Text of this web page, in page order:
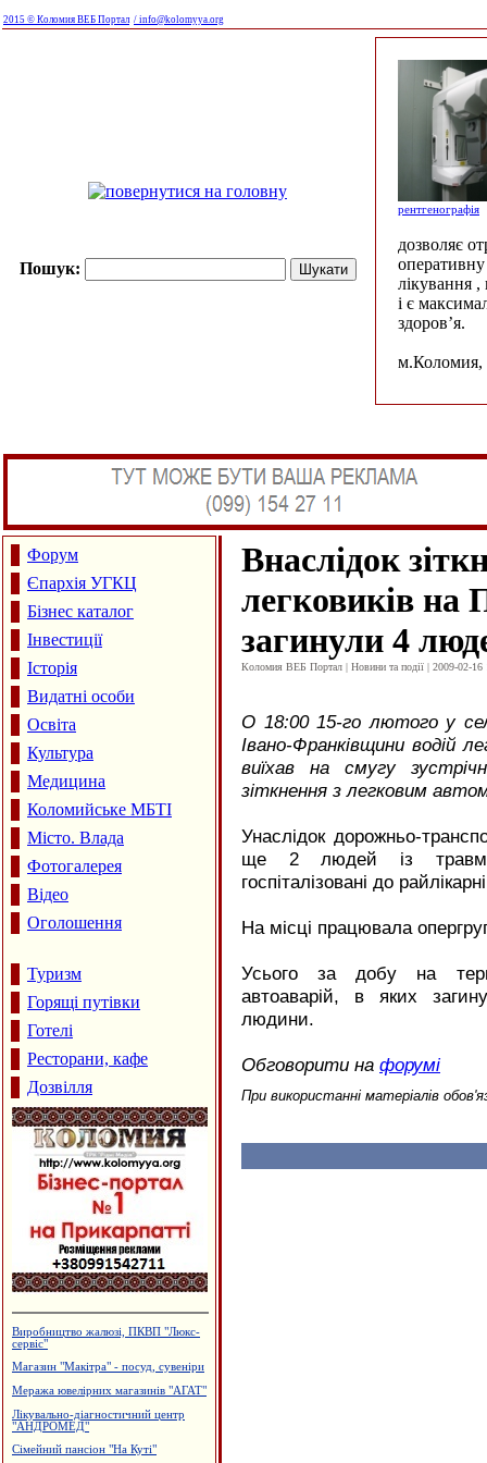
2015 © Коломия ВЕБ Портал / info@kolomyya.org
Пошук:
рентгенографія
дозволяє
лікування ,
і є
здоров’я.
м.Коломия,
Форум
Єпархія УГКЦ
Бізнес каталог
Інвестиції
Історія
Видатні особи
Освіта
Культура
Медицина
Коломийське МБТІ
Місто. Влада
Фотогалерея
Відео
Оголошення
Туризм
Горящі путівки
Готелі
Ресторани, кафе
Дозвілля
Виробництво камертонів
"Поліфарм"
Ковальська майстерня
Виробництво еластичної резинки
Внаслідок
легковиків на
загинули 4
Коломия ВЕБ Портал | Новини та події | 2009-02-16
О 18:00 15-го лютого у
Івано-Франківщини водій
виїхав на смугу
зіткнення з легковим
Унаслідок дорожньо-
ще 2 людей із
госпіталізовані до
На місці працювала
Усього за добу на
автоаварій, в яких
людини.
Обговорити на форумі
При використанні матеріалів